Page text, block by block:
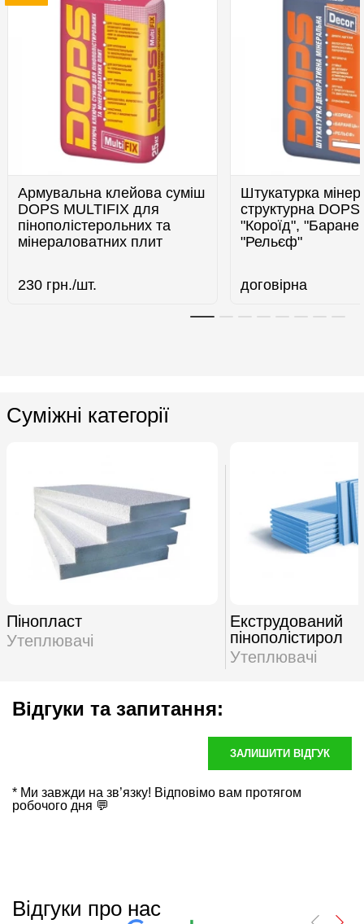
Армувальна клейова суміш
DOPS MULTIFIX для
пінополістерольних та
мінераловатних плит
230 грн./шт.
Штукатурка
структурна
"Короїд",
"Рельєф"
договірна
Суміжні категорії
Пінопласт
Утеплювачі
Екструдований
пінополістирол
Утеплювачі
Відгуки та запитання:
ЗАЛИШИТИ ВІДГУК
* Ми завжди на зв’язку! Відповімо вам протягом
робочого дня 💬
Відгуки про нас